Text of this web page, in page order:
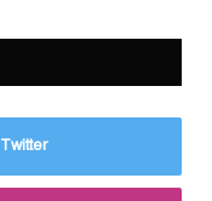
Twitter